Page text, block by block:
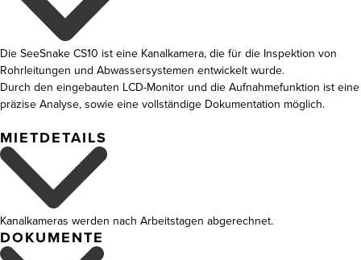
Die SeeSnake CS10 ist eine Kanalkamera, die für die Inspektion von
Rohrleitungen und Abwassersystemen entwickelt wurde.
Durch den eingebauten LCD-Monitor und die Aufnahmefunktion ist eine
präzise Analyse, sowie eine vollständige Dokumentation möglich.
MIETDETAILS
Kanalkameras werden nach Arbeitstagen abgerechnet.
DOKUMENTE